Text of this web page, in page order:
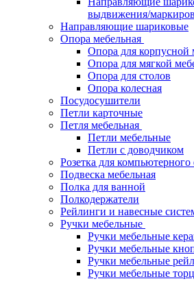
выдвижения/
Направляющие шариковые
Опора мебельная
Опора для корпусной
Опора для мягкой
Опора для столов
Опора колесная
Посудосушители
Петли карточные
Петля мебельная
Петли мебельные
Петли с доводчиком
Розетка для компьютерного
Подвеска мебельная
Полка для ванной
Полкодержатели
Рейлинги и навесные
Ручки мебельные
Ручки мебельные
Ручки мебельные
Ручки мебельные
Ручки мебельные